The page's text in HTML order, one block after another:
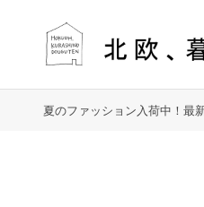
夏のファッション入荷中！最